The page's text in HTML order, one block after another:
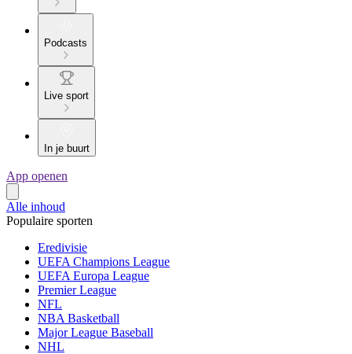
Podcasts
Live sport
In je buurt
App openen
Alle inhoud
Populaire sporten
Eredivisie
UEFA Champions League
UEFA Europa League
Premier League
NFL
NBA Basketball
Major League Baseball
NHL